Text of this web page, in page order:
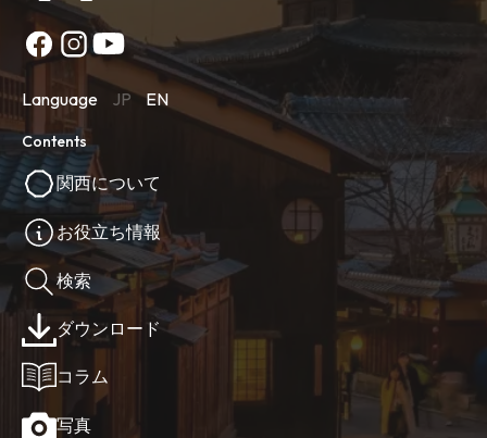
Language JP EN
Contents
関西について
お役立ち情報
検索
ダウンロード
コラム
写真